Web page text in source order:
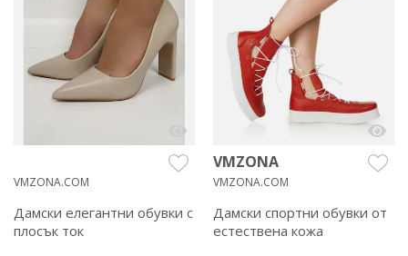
VMZONA.COM
Дамски елегантни обувки с
плосък ток
VMZONA
VMZONA.COM
Дамски спортни обувки от
естествена кожа